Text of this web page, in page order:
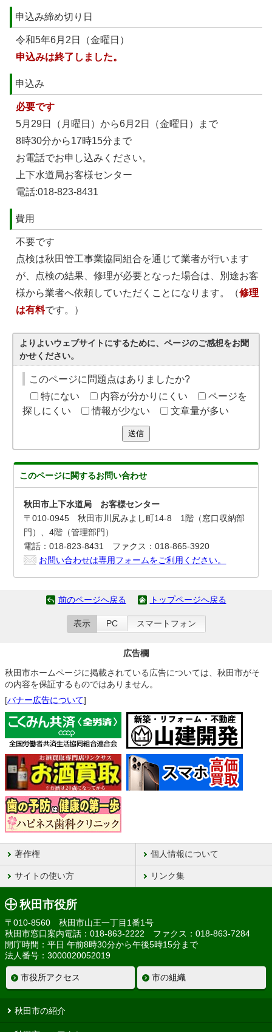
申込み締め切り日
令和5年6月2日（金曜日）
申込みは終了しました。
申込み
必要です
5月29日（月曜日）から6月2日（金曜日）まで
8時30分から17時15分まで
お電話でお申し込みください。
上下水道局お客様センター
電話:018-823-8431
費用
不要です
点検は秋田管工事業協同組合を通じて業者が行います
が、点検の結果、修理が必要となった場合は、別途お客
様から業者へ依頼していただくことになります。（修理
は有料です。）
よりよいウェブサイトにするために、ページのご感想をお聞
かせください。
このページに問題点はありましたか?
特にない
内容が分かりにくい
ページを
探しにくい
情報が少ない 文章量が多い
送信
このページに関するお問い合わせ
秋田市上下水道局 お客様センター
〒010-0945 秋田市川尻みよし町14-8 1階（窓口収納部
門）、4階（管理部門）
電話：018-823-8431 ファクス：018-865-3920
お問い合わせは専用フォームをご利用ください。
前のページへ戻る トップページへ戻る
表示 PC スマートフォン
広告欄
秋田市ホームページに掲載されている広告については、秋田市がそ
の内容を保証するものではありません。
[バナー広告について]
著作権 個人情報について
サイトの使い方 リンク集
秋田市役所
〒010-8560 秋田市山王一丁目1番1号
秋田市窓口案内電話：018-863-2222 ファクス：018-863-7284
開庁時間：平日 午前8時30分から午後5時15分まで
法人番号：3000020052019
市役所アクセス 市の組織
秋田市の紹介